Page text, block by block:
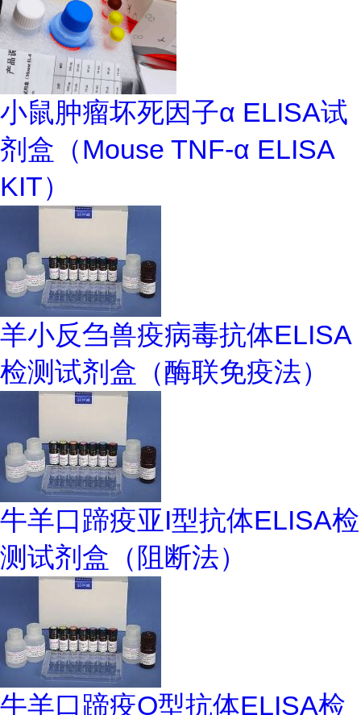
小鼠肿瘤坏死因子α ELISA试
剂盒（Mouse TNF-α ELISA
KIT）
羊小反刍兽疫病毒抗体ELISA
检测试剂盒（酶联免疫法）
牛羊口蹄疫亚I型抗体ELISA检
测试剂盒（阻断法）
牛羊口蹄疫O型抗体ELISA检